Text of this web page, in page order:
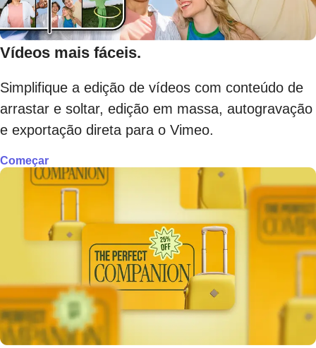
Vídeos mais fáceis.
Simplifique a edição de vídeos com conteúdo de
arrastar e soltar, edição em massa, autogravação
e exportação direta para o Vimeo.
Começar